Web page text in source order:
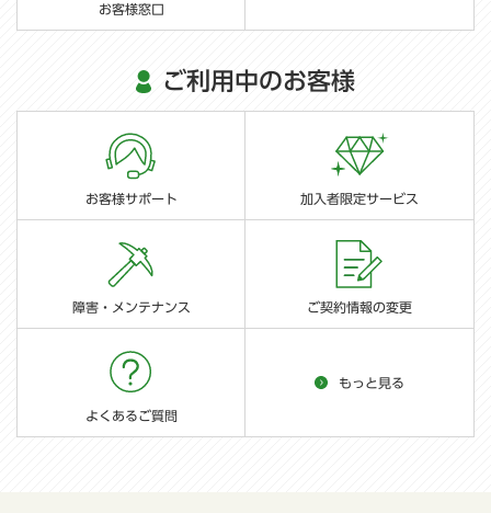
お客様窓口
ご利用中のお客様
お客様サポート 加入者限定サービス
障害・メンテナンス ご契約情報の変更
よくあるご質問
もっと見る